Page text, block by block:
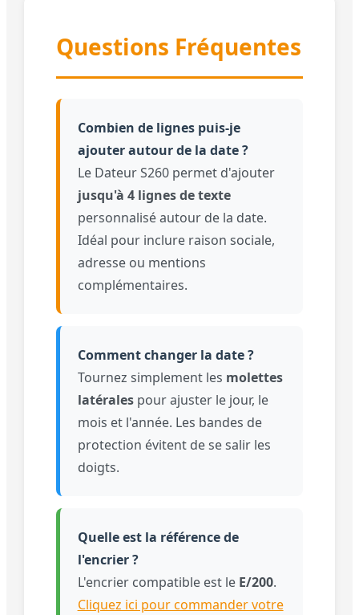
Questions Fréquentes
Combien de lignes puis-je
ajouter autour de la date ?
Le Dateur S260 permet d'ajouter
jusqu'à 4 lignes de texte
personnalisé autour de la date.
Idéal pour inclure raison sociale,
adresse ou mentions
complémentaires.
Comment changer la date ?
Tournez simplement les molettes
latéralespour ajuster le jour, le
mois et l'année. Les bandes de
protection évitent de se salir les
doigts.
Quelle est la référence de
l'encrier ?
L'encrier compatible est le E/200.
Cliquez ici pour commander votre